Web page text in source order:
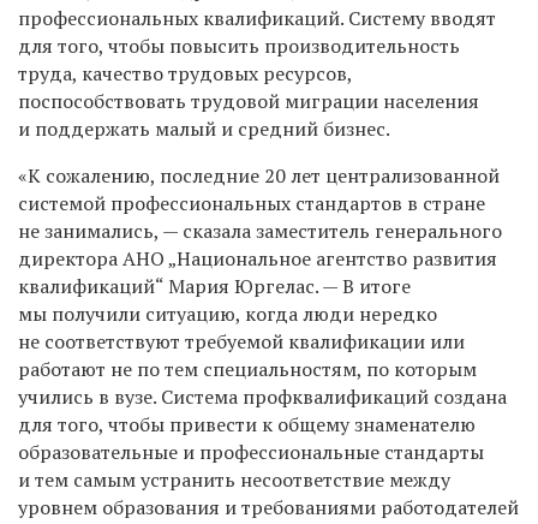
профессиональных квалификаций. Систему вводят
для того, чтобы повысить производительность
труда, качество трудовых ресурсов,
поспособствовать трудовой миграции населения
и поддержать малый и средний бизнес.
«К сожалению, последние 20 лет централизованной
системой профессиональных стандартов в стране
не занимались, — сказала заместитель генерального
директора АНО „Национальное агентство развития
квалификаций“ Мария Юргелас. — В итоге
мы получили ситуацию, когда люди нередко
не соответствуют требуемой квалификации или
работают не по тем специальностям, по которым
учились в вузе. Система профквалификаций создана
для того, чтобы привести к общему знаменателю
образовательные и профессиональные стандарты
и тем самым устранить несоответствие между
уровнем образования и требованиями работодателей